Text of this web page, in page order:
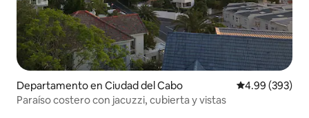
Departamento en Ciudad del Cabo Calificación
4.99 (393)
Paraíso costero con jacuzzi, cubierta y vistas